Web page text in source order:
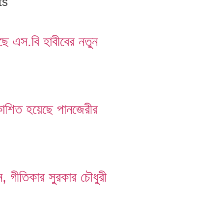
এস.বি হাবীবের নতুন
হয়েছে পানজেরীর
সুরকার চৌধুরী